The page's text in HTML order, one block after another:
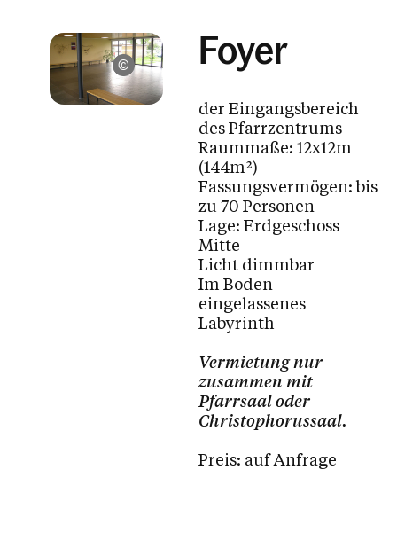
Pfarre St. Christoph, Dornbirn
Foyer
der Eingangsbereich
des Pfarrzentrums
Raummaße: 12x12m
(144m²)
Fassungsvermögen: bis
zu 70 Personen
Lage: Erdgeschoss
Mitte
Licht dimmbar
Im Boden
eingelassenes
Labyrinth
Vermietung nur
zusammen mit
Pfarrsaal oder
Christophorussaal.
Preis: auf Anfrage